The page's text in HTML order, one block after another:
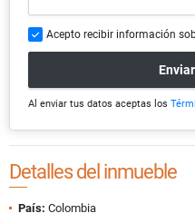
Acepto recibir información
Al enviar tus datos aceptas los
Detalles del inmueble
País: Colombia